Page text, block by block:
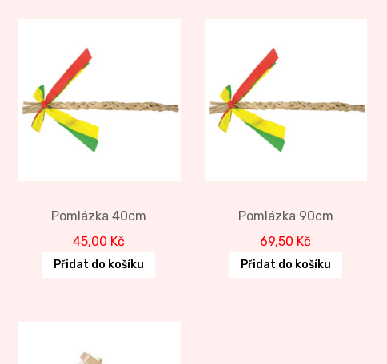
Pomlázka 40cm
45,00 Kč
Přidat do košíku
Pomlázka 90cm
69,50 Kč
Přidat do košíku